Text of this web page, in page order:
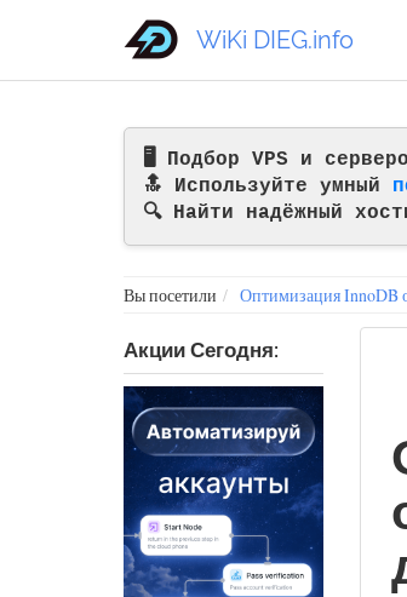
🖥️ Подбор VPS и
🔝 Используйте умный
🔍 Найти надёжный
WiKi DIEG.info
Вы посетили Оптимизация InnoDB
Акции Сегодня: